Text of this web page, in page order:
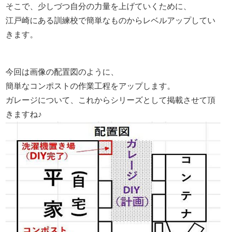
そこで、少しづつ自分の力量を上げていくために、
江戸崎にある訓練校で簡単なものからレベルアップしてい
きます。
今回は画像の配置図のように、
簡単なコンポストの作業工程をアップします。
ガレージについて、これからシリーズとして掲載させて頂
きますね♪